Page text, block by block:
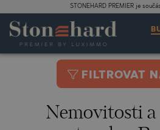
STONEHARD PREMIER je
FILTROVAT
Nemovitosti